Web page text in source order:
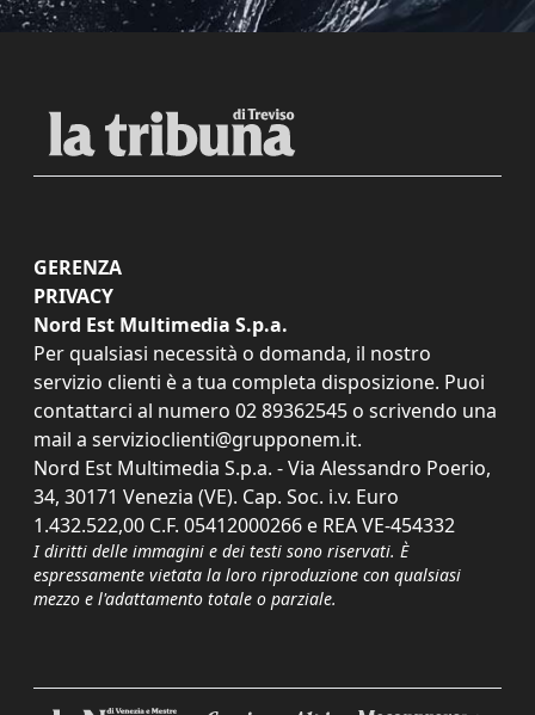
GERENZA
PRIVACY
Nord Est Multimedia S.p.a.
Per qualsiasi necessità o domanda, il nostro
servizio clienti è a tua completa disposizione. Puoi
contattarci al numero 02 89362545 o scrivendo una
mail a servizioclienti@grupponem.it.
Nord Est Multimedia S.p.a. - Via Alessandro Poerio,
34, 30171 Venezia (VE). Cap. Soc. i.v. Euro
1.432.522,00 C.F. 05412000266 e REA VE-454332
I diritti delle immagini e dei testi sono riservati. È
espressamente vietata la loro riproduzione con qualsiasi
mezzo e l'adattamento totale o parziale.